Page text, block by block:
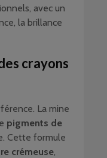
avec un
la brillance
crayons
La mine
pigments de
Cette formule
crémeuse